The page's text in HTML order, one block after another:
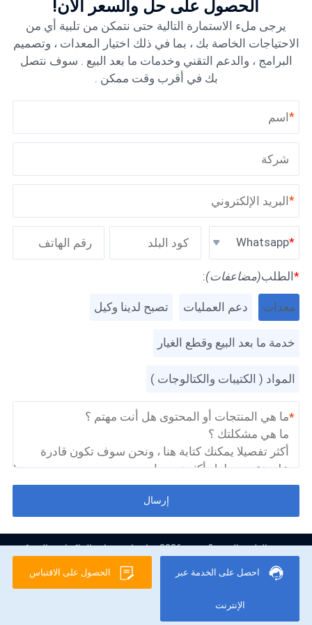
الحصول على حل والسعر الآن!
يرجى ملء الاستمارة التالية حتى نتمكن من تلبية أي من
الاحتياجات الخاصة بك ، بما في ذلك اختيار المعدات ، وتصميم
البرامج ، والدعم التقني وخدمات ما بعد البيع . سوف نتصل
بك في أقرب وقت ممكن .
*
*
Whatsapp
*الطلب(مضاعفات):
معدات دعم العمليات تصبح لدينا وكيل
خدمة ما بعد البيع وقطع الغيار
المواد ( الكتيبات والكتالوجات )
*
إرسال
حقوق الطبع والنشر & نسخ؛ 2026 شانغهاي شيبانج الماكينات والشركة
Legal Notice
احصل على الخدمة عبر
الإنترنت
الحصول على الاقتباس